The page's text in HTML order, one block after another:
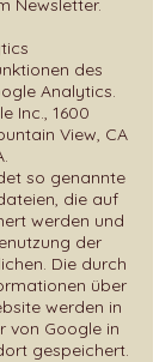
Newsletter.
des
Analytics.
Inc., 1600
View, CA
so genannte
die auf
werden und
der
Die durch
über
werden in
von Google in
gespeichert.